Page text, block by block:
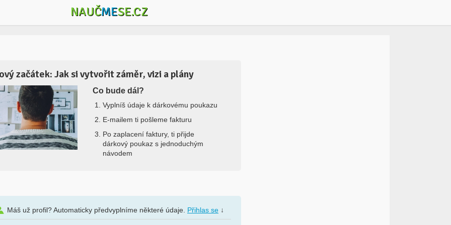
NAUČMESE.CZ
začátek: Jak si vytvořit záměr, vizi a plány
Co bude dál?
Vyplníš údaje k dárkovému poukazu
E-mailem ti pošleme fakturu
Po zaplacení faktury, ti přijde
dárkový poukaz s jednoduchým
návodem
Máš už profil? Automaticky předvyplníme některé údaje. Přihlas se ↓